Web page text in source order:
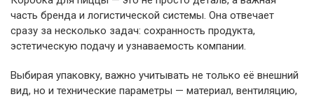
часть бренда и логистической системы. Она отвечает
сразу за несколько задач: сохранность продукта,
эстетическую подачу и узнаваемость компании.
Выбирая упаковку, важно учитывать не только её внешний
вид, но и технические параметры — материал, вентиляцию,